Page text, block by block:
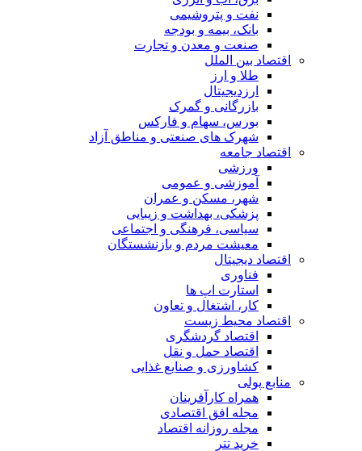
نفت و پتروشیمی
بانک، بیمه و بودجه
صنعت و معدن و تجارت
اقتصاد بین الملل
طلا و ارز
ارزدیجیتال
بازرگانی و گمرک
بورس، سهام و فارکس
شهرک های صنعتی و مناطق آزاد
اقتصاد جامعه
ورزشی
آموزشی و عمومی
شهر، مسکن و عمران
پزشکی، بهداشت و زیبایی
سیاسی، فرهنگی و اجتماعی
معیشت مردم و بازنشستگان
اقتصاد دیجیتال
فناوری
استارت اپ ها
کار، اشتغال و تعاون
اقتصاد محیط زیست
اقتصاد گردشگری
اقتصاد حمل و نقل
کشاورزی و صنایع غذایی
منابع پولی
همراه کارآفرینان
مجله افق اقتصادی
مجله روزانه اقتصاد
خرید تتر